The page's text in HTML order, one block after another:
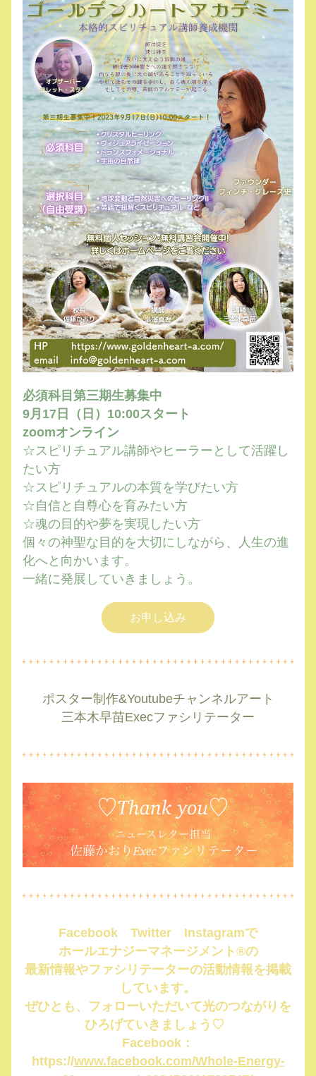
必須科目第三期生募集中
9月17日（日）10:00スタート
zoomオンライン
☆スピリチュアル講師やヒーラーとして活躍し
たい方
☆スピリチュアルの本質を学びたい方
☆自信と自尊心を育みたい方
☆魂の目的や夢を実現したい方
個々の神聖な目的を大切にしながら、人生の進
化へと向かいます。
一緒に発展していきましょう。
お申し込み
ポスター制作&Youtubeチャンネルアート
三本木早苗Execファシリテーター
Facebook　Twitter　Instagramで
ホールエナジーマネージメント®︎の
最新情報やファシリテーターの活動情報を掲載
しています。
ぜひとも、フォローいただいて光のつながりを
ひろげていきましょう♡
Facebook：
https://www.facebook.com/Whole-Energy-